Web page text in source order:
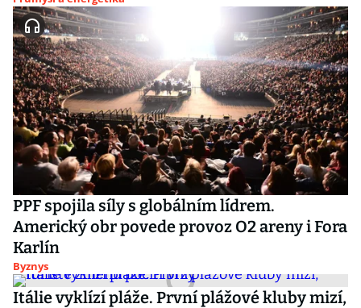
PPF spojila síly s globálním lídrem.
Americký obr povede provoz O2 areny i Fora
Karlín
Byznys
Itálie vyklízí pláže. První plážové kluby mizí,